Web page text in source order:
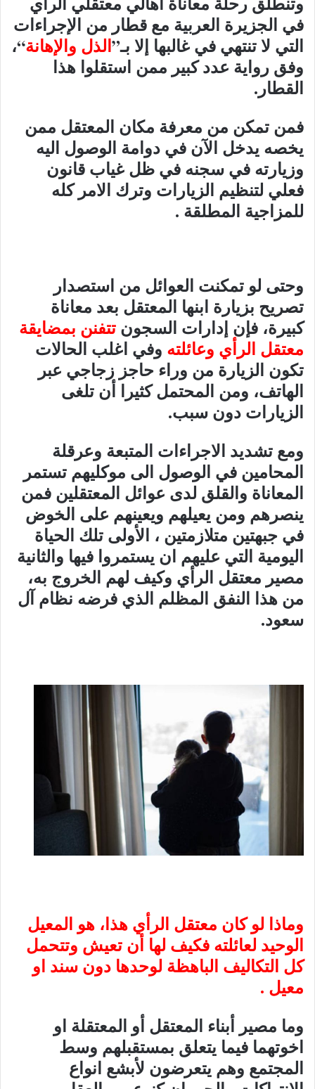
في الجزيرة العربية مع قطار من الإجراءات
التي لا تنتهي في غالبها إلا بـ”الذل والإهانة“،
وفق رواية عدد كبير ممن استقلوا هذا
القطار.
فمن تمكن من معرفة مكان المعتقل ممن
يخصه يدخل الآن في دوامة الوصول اليه
وزيارته في سجنه في ظل غياب قانون
فعلي لتنظيم الزيارات وترك الامر كله
للمزاجية المطلقة .
وحتى لو تمكنت العوائل من استصدار
تصريح بزيارة ابنها المعتقل بعد معاناة
كبيرة، فإن إدارات السجون تتفنن بمضايقة
معتقل الرأي وعائلته وفي اغلب الحالات
تكون الزيارة من وراء حاجز زجاجي عبر
الهاتف، ومن المحتمل كثيرا أن تلغى
الزيارات دون سبب.
ومع تشديد الاجراءات المتبعة وعرقلة
المحامين في الوصول الى موكليهم تستمر
المعاناة والقلق لدى عوائل المعتقلين فمن
ينصرهم ومن يعيلهم ويعينهم على الخوض
في جبهتين متلازمتين ، الأولى تلك الحياة
اليومية التي عليهم ان يستمروا فيها والثانية
مصير معتقل الرأي وكيف لهم الخروج به،
من هذا النفق المظلم الذي فرضه نظام آل
سعود.
وماذا لو كان معتقل الرأي هذا، هو المعيل
الوحيد لعائلته فكيف لها أن تعيش وتتحمل
كل التكاليف الباهظة لوحدها دون سند او
معيل .
وما مصير أبناء المعتقل أو المعتقلة او
اخوتهما فيما يتعلق بمستقبلهم وسط
المجتمع وهم يتعرضون لأبشع انواع